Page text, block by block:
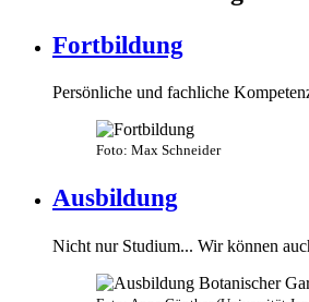
Fortbildung
Persönliche und fachliche
Foto: Max Schneider
Ausbildung
Nicht nur Studium... Wir können